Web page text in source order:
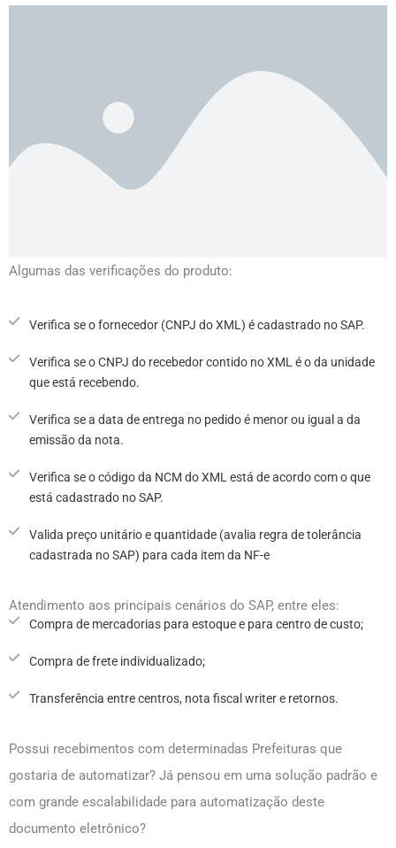
Algumas das verificações do produto:
Verifica se o fornecedor (CNPJ do XML) é cadastrado no SAP.
Verifica se o CNPJ do recebedor contido no XML é o da unidade
que está recebendo.
Verifica se a data de entrega no pedido é menor ou igual a da
emissão da nota.
Verifica se o código da NCM do XML está de acordo com o que
está cadastrado no SAP.
Valida preço unitário e quantidade (avalia regra de tolerância
cadastrada no SAP) para cada item da NF-e
Atendimento aos principais cenários do SAP, entre eles:
Compra de mercadorias para estoque e para centro de custo;
Compra de frete individualizado;
Transferência entre centros, nota fiscal writer e retornos.
Possui recebimentos com determinadas Prefeituras que
gostaria de automatizar? Já pensou em uma solução padrão e
com grande escalabilidade para automatização deste
documento eletrônico?